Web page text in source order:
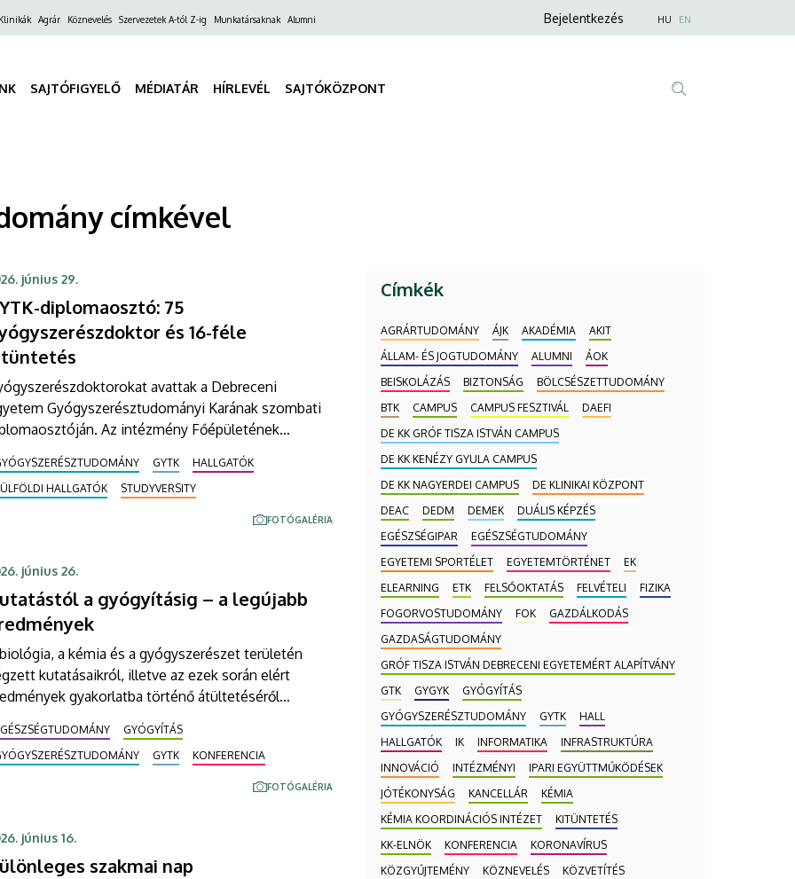
Klinikák Agrár Köznevelés Szervezetek A-tól Z-ig Munkatársaknak Alumni
Anonim
Bejelentkezés HU EN
SAJTÓFIGYELŐ MÉDIATÁR HÍRLEVÉL SAJTÓKÖZPONT
címkével
június 29.
diplomaosztó: 75
és 16-féle
avattak a Debreceni
Gyógyszerésztudományi Karának szombati
Az intézmény Főépületének
a tanulmányaik sikeres befejezéséről szóló
Összesen 16 különböző kitüntetést,
GYTK
HALLGATÓK
HALLGATÓK
STUDYVERSITY
FOTÓGALÉRIA
június 26.
a gyógyításig – a legújabb
a kémia és a gyógyszerészet területén
kutatásaikról, illetve az ezek során elért
gyakorlatba történő átültetéséről
a Debreceni Egyetemen egy csütörtökön
háromnapos konferencián. Az angol nyelvű
több mint százan vesznek részt.
GYÓGYÍTÁS
GYTK KONFERENCIA
FOTÓGALÉRIA
június 16.
szakmai nap
Címkék
AGRÁRTUDOMÁNY ÁJK AKADÉMIA
AKIT
ÁLLAM- ÉS JOGTUDOMÁNY
ALUMNI
ÁOK
BEISKOLÁZÁS
BIZTONSÁG
BÖLCSÉSZETTUDOMÁNY
BTK
CAMPUS CAMPUS FESZTIVÁL
DAEFI
DE KK GRÓF TISZA ISTVÁN CAMPUS
DE KK KENÉZY GYULA CAMPUS
DE KK NAGYERDEI CAMPUS
DE KLINIKAI KÖZPONT
DEAC
DEDM DEMEK
DUÁLIS KÉPZÉS
EGÉSZSÉGIPAR
EGÉSZSÉGTUDOMÁNY
EGYETEMI SPORTÉLET
EGYETEMTÖRTÉNET
EK
ELEARNING
ETK FELSŐOKTATÁS FELVÉTELI
FIZIKA
FOGORVOSTUDOMÁNY
FOK
GAZDÁLKODÁS
GAZDASÁGTUDOMÁNY
GRÓF TISZA ISTVÁN DEBRECENI EGYETEMÉRT ALAPÍTVÁNY
GTK
GYGYK
GYÓGYÍTÁS
GYÓGYSZERÉSZTUDOMÁNY
GYTK
HALL
HALLGATÓK
IK INFORMATIKA
INFRASTRUKTÚRA
INNOVÁCIÓ
INTÉZMÉNYI
IPARI EGYÜTTMŰKÖDÉSEK
JÓTÉKONYSÁG
KANCELLÁR
KÉMIA
KÉMIA KOORDINÁCIÓS INTÉZET
KITÜNTETÉS
KK-ELNÖK
KONFERENCIA
KORONAVÍRUS
KÖZGYŰJTEMÉNY
KÖZNEVELÉS
KÖZVETÍTÉS